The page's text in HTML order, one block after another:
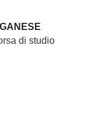
di studio